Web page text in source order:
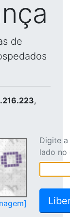
de
,
Digite
lado no